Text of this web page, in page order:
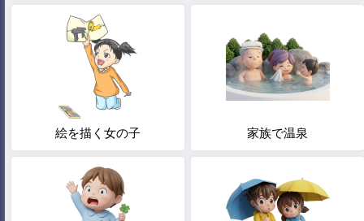
絵を描く女の子 家族で温泉